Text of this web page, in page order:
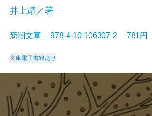
井上靖／著
新潮文庫 978-4-10-106307-2 781円
文庫電子書籍あり